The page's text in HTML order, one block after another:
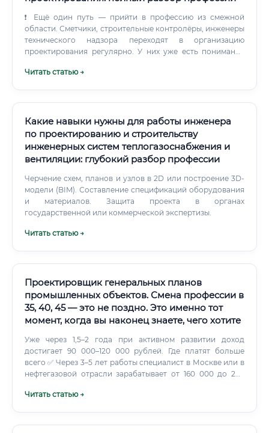
❗ Ещё один путь — прийти в профессию из смежной
области. Сметчики, строительные контролёры, инженеры
технического надзора переходят в организацию
проектирования регулярно. У них уже есть понимание
спецификой проектной документации и нормативной
Читать статью →
Какие навыки нужны для работы инженера
по проектированию и строительству
инженерных систем теплогазоснабжения и
вентиляции: глубокий разбор профессии
Черчение схем, планов и узлов в 2D или построение 3D-
модели (BIM). Составление спецификаций оборудования
и материалов. Защита проекта в органах
государственной или коммерческой экспертизы.
Читать статью →
Проектировщик генеральных планов
промышленных объектов. Смена профессии в
35, 40, 45 — это не поздно. Это именно тот
момент, когда вы наконец знаете, чего хотите
Уже через 1,5–2 года при активном развитии доход
достигает 90 000–120 000 рублей. Где платят больше
всего ✅ Через 3–5 лет работы специалист в Москве или в
нефтегазовой отрасли зарабатывает от 160 000 до 220
Читать статью →